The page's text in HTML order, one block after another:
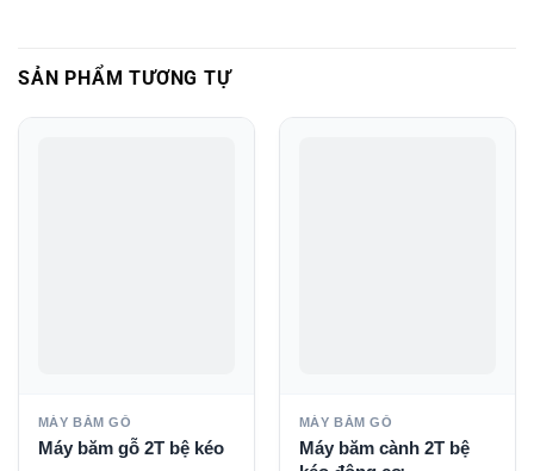
SẢN PHẨM TƯƠNG TỰ
MÁY BĂM GỖ
Máy băm gỗ 2T bệ kéo
MÁY BĂM GỖ
Máy băm cành 2T bệ